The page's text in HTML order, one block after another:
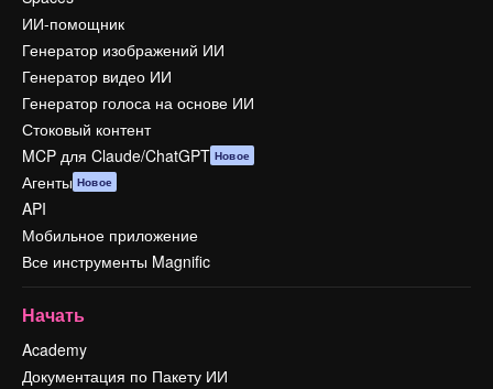
ИИ-помощник
Генератор изображений ИИ
Генератор видео ИИ
Генератор голоса на основе ИИ
Стоковый контент
MCP для Claude/ChatGPT Новое
Агенты Новое
API
Мобильное приложение
Все инструменты Magnific
Начать
Academy
Документация по Пакету ИИ